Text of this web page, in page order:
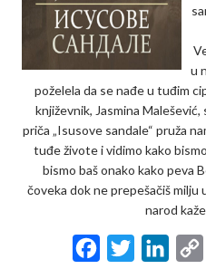
u
poželela da se nađe u tuđim
književnik, Jasmina
priča „Isusove sandale“ pruža
tuđe živote i vidimo kako
bismo baš onako kako peva
čoveka dok ne prepešačiš milju
narod